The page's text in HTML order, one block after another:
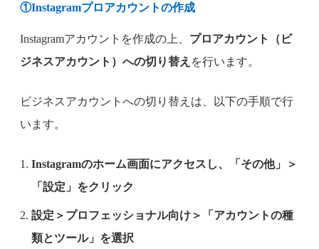
①Instagramプロアカウントの作成
Instagramアカウントを作成の上、 プロアカウント（ビ
ジネスアカウント）への切り替え を行います。
ビジネスアカウントへの切り替えは、以下の手順で行
います。
Instagramのホーム画面にアクセスし、「その他」＞
「設定」をクリック
設定＞プロフェッショナル向け＞「アカウントの種
類とツール」を選択